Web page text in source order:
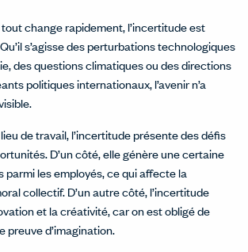
change rapidement, l’incertitude est
s’agisse des perturbations technologiques
des questions climatiques ou des directions
politiques internationaux, l’avenir n’a
de travail, l’incertitude présente des défis
D’un côté, elle génère une certaine
parmi les employés, ce qui affecte la
collectif. D’un autre côté, l’incertitude
et la créativité, car on est obligé de
preuve d’imagination.